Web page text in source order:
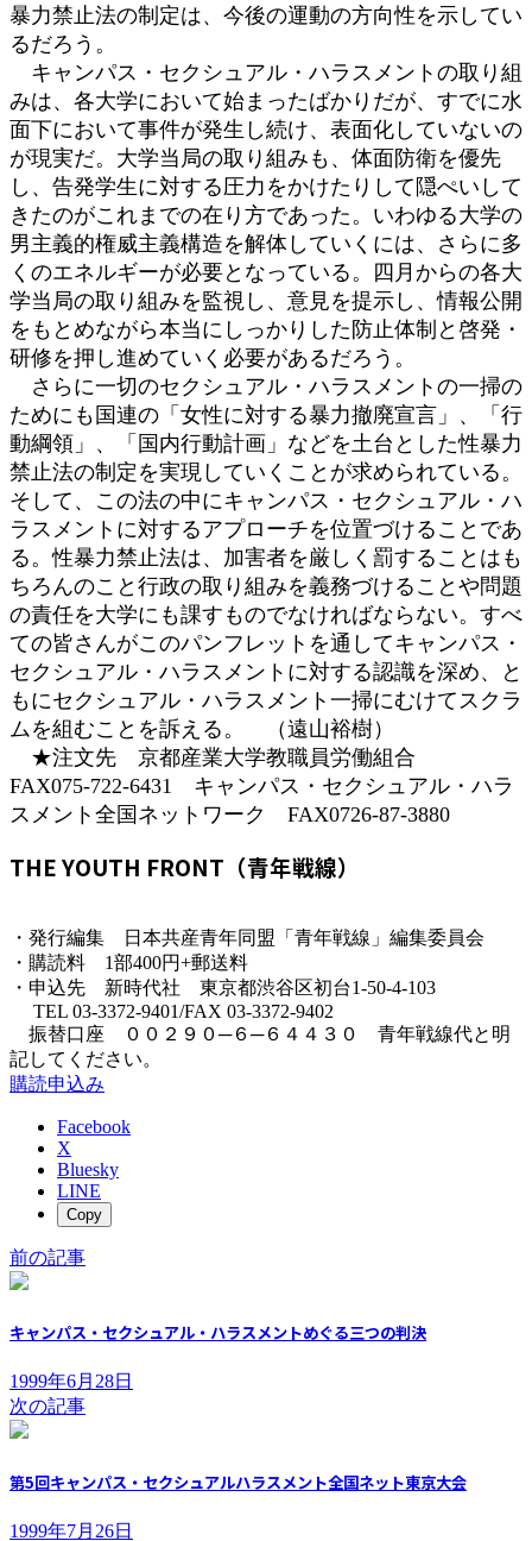
暴力禁止法の制定は、今後の運動の方向性を示してい
るだろう。
キャンパス・セクシュアル・ハラスメントの取り組
みは、各大学において始まったばかりだが、すでに水
面下において事件が発生し続け、表面化していないの
が現実だ。大学当局の取り組みも、体面防衛を優先
し、告発学生に対する圧力をかけたりして隠ぺいして
きたのがこれまでの在り方であった。いわゆる大学の
男主義的権威主義構造を解体していくには、さらに多
くのエネルギーが必要となっている。四月からの各大
学当局の取り組みを監視し、意見を提示し、情報公開
をもとめながら本当にしっかりした防止体制と啓発・
研修を押し進めていく必要があるだろう。
さらに一切のセクシュアル・ハラスメントの一掃の
ためにも国連の「女性に対する暴力撤廃宣言」、「行
動綱領」、「国内行動計画」などを土台とした性暴力
禁止法の制定を実現していくことが求められている。
そして、この法の中にキャンパス・セクシュアル・ハ
ラスメントに対するアプローチを位置づけることであ
る。性暴力禁止法は、加害者を厳しく罰することはも
ちろんのこと行政の取り組みを義務づけることや問題
の責任を大学にも課すものでなければならない。すべ
ての皆さんがこのパンフレットを通してキャンパス・
セクシュアル・ハラスメントに対する認識を深め、と
もにセクシュアル・ハラスメント一掃にむけてスクラ
ムを組むことを訴える。 （遠山裕樹）
★注文先 京都産業大学教職員労働組合
FAX075-722-6431 キャンパス・セクシュアル・ハラ
スメント全国ネットワーク FAX0726-87-3880
THE YOUTH FRONT（青年戦線）
・発行編集 日本共産青年同盟「青年戦線」編集委員会
・購読料 1部400円+郵送料
・申込先 新時代社 東京都渋谷区初台1-50-4-103
TEL 03-3372-9401/FAX 03-3372-9402
振替口座 ００２９０─６─６４４３０ 青年戦線代と明
記してください。
購読申込み
Facebook
X
Bluesky
LINE
Copy
前の記事
キャンパス・セクシュアル・ハラスメントめぐる三つの判決
1999年6月28日
次の記事
第5回キャンパス・セクシュアルハラスメント全国ネット東京大会
1999年7月26日